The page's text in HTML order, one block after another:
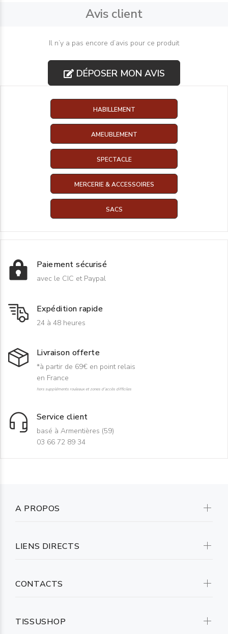
Avis client
Il n’y a pas encore d’avis pour ce produit
DÉPOSER MON AVIS
HABILLEMENT
AMEUBLEMENT
SPECTACLE
MERCERIE & ACCESSOIRES
SACS
Paiement sécurisé
avec le CIC et Paypal
Expédition rapide
24 à 48 heures
Livraison offerte
*à partir de 69€ en point relais
en France
hors suppléments rouleaux et zones d'accès difficiles
Service client
basé à Armentières (59)
03 66 72 89 34
A PROPOS
LIENS DIRECTS
CONTACTS
TISSUSHOP